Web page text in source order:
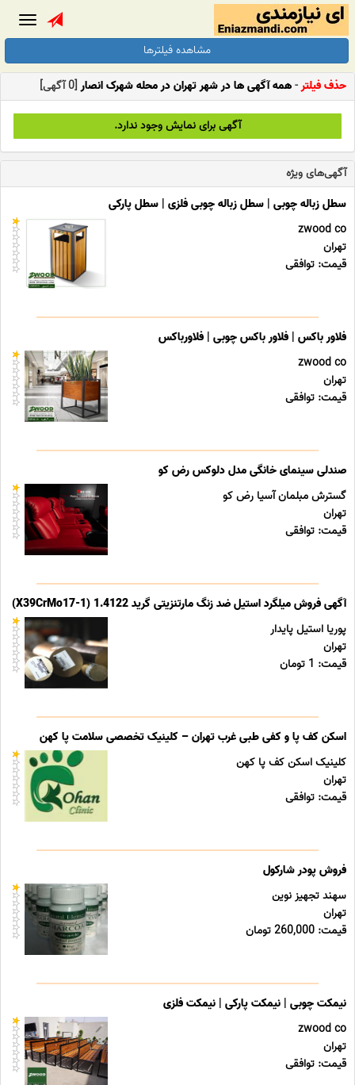
مشاهده فیلترها
حذف فیلتر-همه آگهی ها در شهر تهران در محله شهرک انصار[0 آگهی]
آگهی برای نمایش وجود ندارد.
آگهی‌های ویژه
سطل زباله چوبی | سطل زباله چوبی فلزی | سطل پارکی
zwood co
تهران
قیمت: توافقی
فلاور باکس | فلاور باکس چوبی | فلاورباکس
zwood co
تهران
قیمت: توافقی
صندلی سینمای خانگی مدل دلوکس رض کو
گسترش مبلمان آسیا رض کو
تهران
قیمت: توافقی
آگهی فروش میلگرد استیل ضد زنگ مارتنزیتی گرید 1.4122 (X39CrMo17-1)
پوریا استیل پایدار
تهران
قیمت: 1 تومان
اسکن کف پا و کفی طبی غرب تهران – کلینیک تخصصی سلامت پا کهن
کلینیک اسکن کف پا کهن
تهران
قیمت: توافقی
فروش پودر شارکول
سهند تجهیز نوین
تهران
قیمت: 260,000 تومان
نیمکت چوبی | نیمکت پارکی | نیمکت فلزی
zwood co
تهران
قیمت: توافقی